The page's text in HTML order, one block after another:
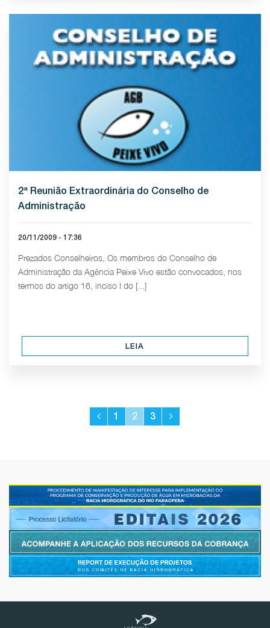
2ª Reunião Extraordinária do Conselho de
Administração
20/11/2009 - 17:36
Prezados Conselheiros, Os membros do Conselho de
Administração da Agência Peixe Vivo estão convocados, nos
termos do artigo 16, inciso I do [...]
LEIA
1 2 3